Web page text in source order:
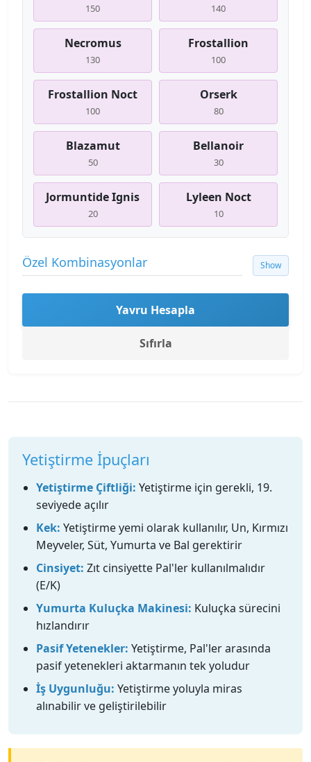
150 140
Necromus
130
Frostallion
100
Frostallion Noct
100
Orserk
80
Blazamut
50
Bellanoir
30
Jormuntide Ignis
20
Lyleen Noct
10
Özel Kombinasyonlar Show
Yavru Hesapla
Sıfırla
Yetiştirme İpuçları
Yetiştirme Çiftliği: Yetiştirme için gerekli, 19.
seviyede açılır
Kek: Yetiştirme yemi olarak kullanılır, Un, Kırmızı
Meyveler, Süt, Yumurta ve Bal gerektirir
Cinsiyet: Zıt cinsiyette Pal'ler kullanılmalıdır
(E/K)
Yumurta Kuluçka Makinesi: Kuluçka sürecini
hızlandırır
Pasif Yetenekler: Yetiştirme, Pal'ler arasında
pasif yetenekleri aktarmanın tek yoludur
İş Uygunluğu: Yetiştirme yoluyla miras
alınabilir ve geliştirilebilir